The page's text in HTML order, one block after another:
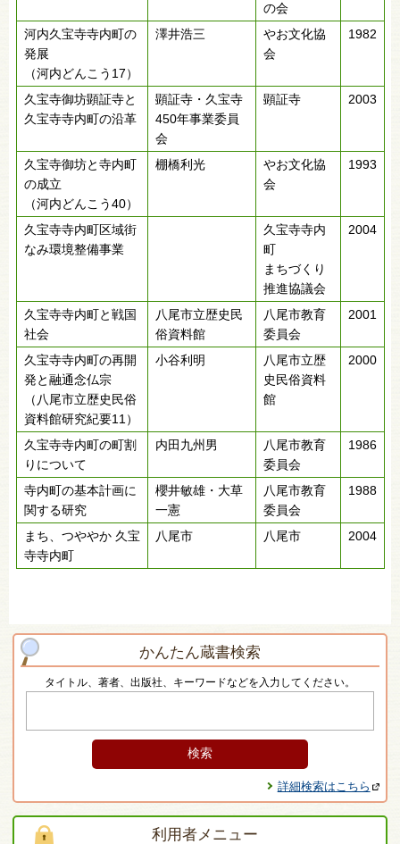
かんたん蔵書検索
タイトル、著者、出版社、キーワードなどを入力してください。
詳細検索はこちら
利用者メニュー
の会
河内久宝寺寺内町の
発展
（河内どんこう17）
澤井浩三
やお文化協
会
1982
久宝寺御坊顕証寺と
久宝寺寺内町の沿革
顕証寺・久宝寺
450年事業委員
会
顕証寺 2003
久宝寺御坊と寺内町
の成立
（河内どんこう40）
棚橋利光
やお文化協
会
1993
久宝寺寺内町区域街
なみ環境整備事業
久宝寺寺内
町
まちづくり
推進協議会
2004
久宝寺寺内町と戦国
社会
八尾市立歴史民
俗資料館
八尾市教育
委員会
2001
久宝寺寺内町の再開
発と融通念仏宗
（八尾市立歴史民俗
資料館研究紀要11）
小谷利明
八尾市立歴
史民俗資料
館
2000
久宝寺寺内町の町割
りについて
内田九州男
八尾市教育
委員会
1986
寺内町の基本計画に
関する研究
櫻井敏雄・大草
一憲
八尾市教育
委員会
1988
まち、つややか 久宝
寺寺内町
八尾市 八尾市 2004